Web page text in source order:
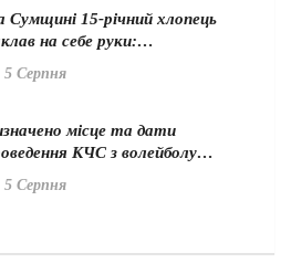
Сумщині 15-річний хлопець
на себе руки:…
5 Серпня
місце та дати
КЧС з волейболу…
5 Серпня